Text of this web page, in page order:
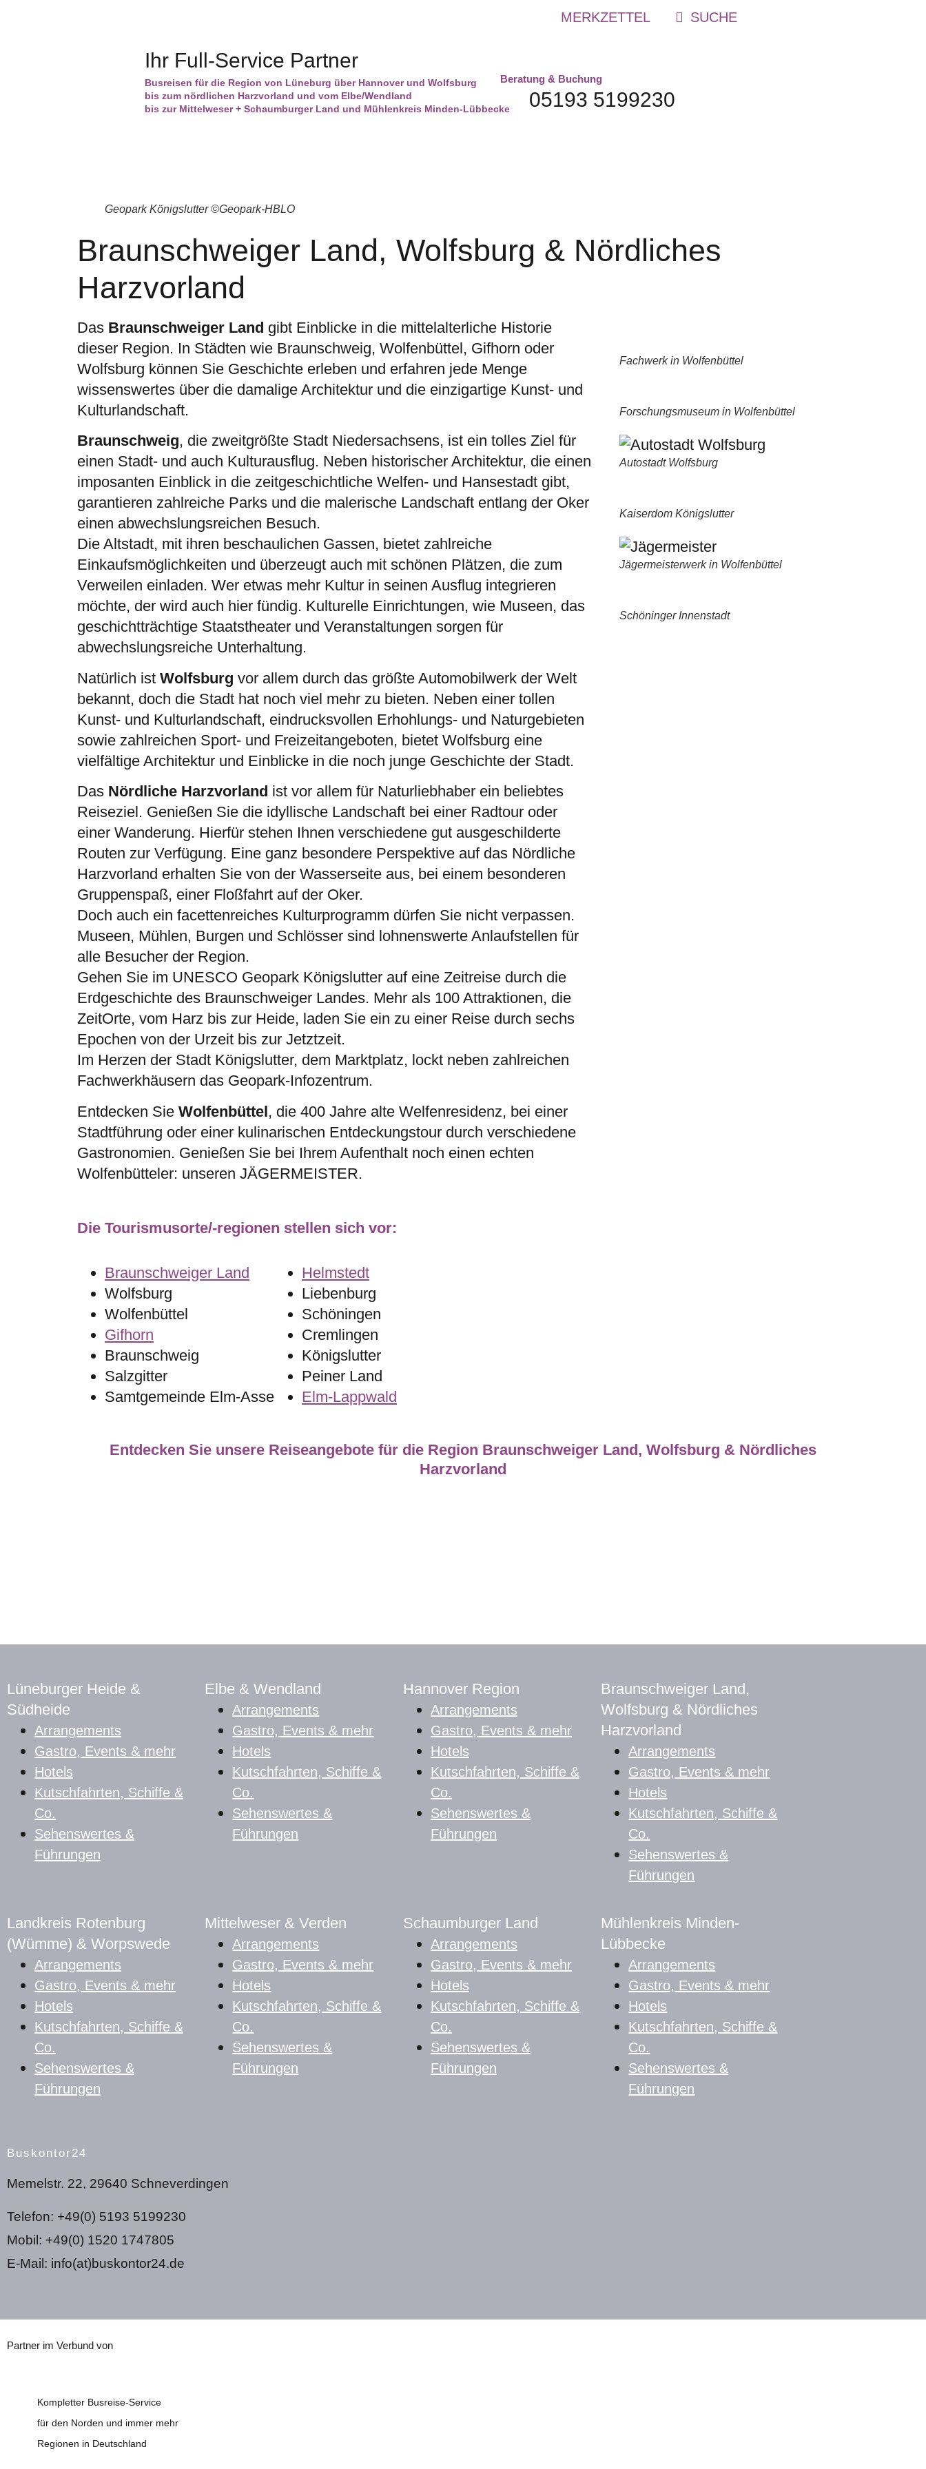
Ihr Full-Service Partner
Busreisen für die Region von Lüneburg über Hannover und Wolfsburg
bis zum nördlichen Harzvorland und vom Elbe/Wendland
bis zur Mittelweser + Schaumburger Land und Mühlenkreis Minden-Lübbecke
MERKZETTEL
05193 5199230
Geopark Königslutter ©Geopark-HBLO
Braunschweiger Land, Wolfsburg & Nördliches
Harzvorland
Das Braunschweiger Land gibt Einblicke in die mittelalterliche Historie
dieser Region. In Städten wie Braunschweig, Wolfenbüttel, Gifhorn oder
Wolfsburg können Sie Geschichte erleben und erfahren jede Menge
wissenswertes über die damalige Architektur und die einzigartige Kunst- und
Kulturlandschaft.
Braunschweig, die zweitgrößte Stadt Niedersachsens, ist ein tolles Ziel für
einen Stadt- und auch Kulturausflug. Neben historischer Architektur, die einen
imposanten Einblick in die zeitgeschichtliche Welfen- und Hansestadt gibt,
garantieren zahlreiche Parks und die malerische Landschaft entlang der Oker
einen abwechslungsreichen Besuch.
Die Altstadt, mit ihren beschaulichen Gassen, bietet zahlreiche
Einkaufsmöglichkeiten und überzeugt auch mit schönen Plätzen, die zum
Verweilen einladen. Wer etwas mehr Kultur in seinen Ausflug integrieren
möchte, der wird auch hier fündig. Kulturelle Einrichtungen, wie Museen, das
geschichtträchtige Staatstheater und Veranstaltungen sorgen für
abwechslungsreiche Unterhaltung.
Natürlich ist Wolfsburg vor allem durch das größte Automobilwerk der Welt
bekannt, doch die Stadt hat noch viel mehr zu bieten. Neben einer tollen
Kunst- und Kulturlandschaft, eindrucksvollen Erhohlungs- und Naturgebieten
sowie zahlreichen Sport- und Freizeitangeboten, bietet Wolfsburg eine
vielfältige Architektur und Einblicke in die noch junge Geschichte der Stadt.
Das Nördliche Harzvorland ist vor allem für Naturliebhaber ein beliebtes
Reiseziel. Genießen Sie die idyllische Landschaft bei einer Radtour oder
einer Wanderung. Hierfür stehen Ihnen verschiedene gut ausgeschilderte
Routen zur Verfügung. Eine ganz besondere Perspektive auf das Nördliche
Harzvorland erhalten Sie von der Wasserseite aus, bei einem besonderen
Gruppenspaß, einer Floßfahrt auf der Oker.
Doch auch ein facettenreiches Kulturprogramm dürfen Sie nicht verpassen.
Museen, Mühlen, Burgen und Schlösser sind lohnenswerte Anlaufstellen für
alle Besucher der Region.
Gehen Sie im UNESCO Geopark Königslutter auf eine Zeitreise durch die
Erdgeschichte des Braunschweiger Landes. Mehr als 100 Attraktionen, die
ZeitOrte, vom Harz bis zur Heide, laden Sie ein zu einer Reise durch sechs
Epochen von der Urzeit bis zur Jetztzeit.
Im Herzen der Stadt Königslutter, dem Marktplatz, lockt neben zahlreichen
Fachwerkhäusern das Geopark-Infozentrum.
Entdecken Sie Wolfenbüttel, die 400 Jahre alte Welfenresidenz, bei einer
Stadtführung oder einer kulinarischen Entdeckungstour durch verschiedene
Gastronomien. Genießen Sie bei Ihrem Aufenthalt noch einen echten
Wolfenbütteler: unseren JÄGERMEISTER.
Die Tourismusorte/-regionen stellen sich vor:
Braunschweiger Land
Wolfsburg
Wolfenbüttel
Gifhorn
Braunschweig
Salzgitter
Samtgemeinde Elm-Asse
Helmstedt
Liebenburg
Schöningen
Cremlingen
Königslutter
Peiner Land
Elm-Lappwald
Fachwerk in Wolfenbüttel
Forschungsmuseum in Wolfenbüttel
Autostadt Wolfsburg
Kaiserdom Königslutter
Jägermeisterwerk in Wolfenbüttel
Schöninger Innenstadt
Entdecken Sie unsere Reiseangebote für die Region Braunschweiger Land, Wolfsburg & Nördliches
Harzvorland
Lüneburger Heide &
Südheide
Arrangements
Gastro, Events & mehr
Hotels
Kutschfahrten, Schiffe &
Co.
Sehenswertes &
Führungen
Elbe & Wendland
Arrangements
Gastro, Events & mehr
Hotels
Kutschfahrten, Schiffe &
Co.
Sehenswertes &
Führungen
Hannover Region
Arrangements
Gastro, Events & mehr
Hotels
Kutschfahrten, Schiffe &
Co.
Sehenswertes &
Führungen
Braunschweiger Land,
Wolfsburg & Nördliches
Harzvorland
Arrangements
Gastro, Events & mehr
Hotels
Kutschfahrten, Schiffe &
Co.
Sehenswertes &
Führungen
Landkreis Rotenburg
(Wümme) & Worpswede
Arrangements
Gastro, Events & mehr
Hotels
Kutschfahrten, Schiffe &
Co.
Sehenswertes &
Führungen
Mittelweser & Verden
Arrangements
Gastro, Events & mehr
Hotels
Kutschfahrten, Schiffe &
Co.
Sehenswertes &
Führungen
Schaumburger Land
Arrangements
Gastro, Events & mehr
Hotels
Kutschfahrten, Schiffe &
Co.
Sehenswertes &
Führungen
Mühlenkreis Minden-
Lübbecke
Arrangements
Gastro, Events & mehr
Hotels
Kutschfahrten, Schiffe &
Co.
Sehenswertes &
Führungen
Buskontor24
Memelstr. 22, 29640 Schneverdingen
Telefon: +49(0) 5193 5199230
Mobil: +49(0) 1520 1747805
E-Mail: info(at)buskontor24.de
Partner im Verbund von
Kompletter Busreise-Service
für den Norden und immer mehr
Regionen in Deutschland